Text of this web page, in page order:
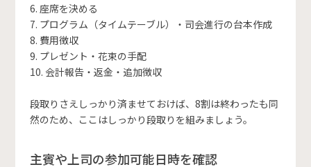
6. 座席を決める
7. プログラム（タイムテーブル）・司会進行の台本作成
8. 費用徴収
9. プレゼント・花束の手配
10. 会計報告・返金・追加徴収
段取りさえしっかり済ませておけば、8割は終わったも同
然のため、ここはしっかり段取りを組みましょう。
主賓や上司の参加可能日時を確認